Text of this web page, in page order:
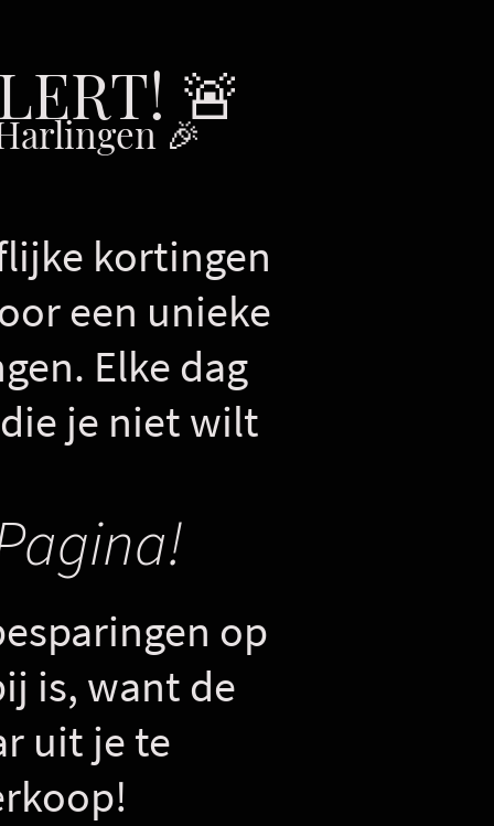
🚨
🎉
kortingen
een unieke
Elke dag
je niet wilt
op
is, want de
uit je te